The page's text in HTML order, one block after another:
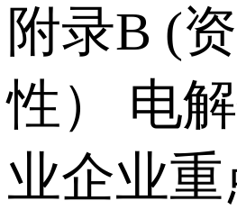
附录B (
性） 电
业企业